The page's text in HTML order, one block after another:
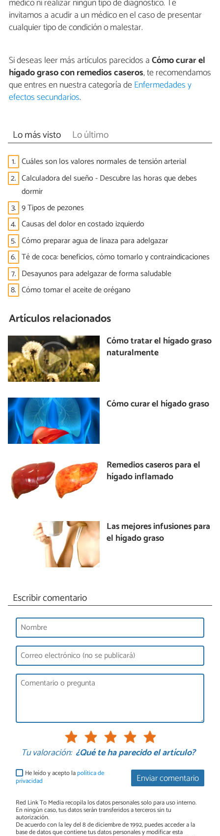
invitamos a acudir a un médico en el caso de presentar
cualquier tipo de condición o malestar.
Si deseas leer más artículos parecidos aCómo curar el
hígado graso con remedios caseros, te recomendamos
que entres en nuestra categoría deEnfermedades y
efectos secundarios.
Lo más visto Lo último
1. Cuáles son los valores normales de tensión arterial
2. Calculadora del sueño - Descubre las horas que debes
dormir
3. 9 Tipos de pezones
4. Causas del dolor en costado izquierdo
5. Cómo preparar agua de linaza para adelgazar
6. Té de coca: beneficios, cómo tomarlo y contraindicaciones
7. Desayunos para adelgazar de forma saludable
8. Cómo tomar el aceite de orégano
Artículos relacionados
Cómo tratar el hígado graso
naturalmente
Cómo curar el hígado graso
Remedios caseros para el
hígado inflamado
Las mejores infusiones para
el hígado graso
Escribir comentario
Tu valoración: ¿Qué te ha parecido el artículo?
Enviar comentario
He leído y acepto lapolítica de
privacidad
Red Link To Media recopila los datos personales solo para uso interno.
En ningún caso, tus datos serán transferidos a terceros sin tu
autorización.
De acuerdo con la ley del 8 de diciembre de 1992, puedes acceder a la
base de datos que contiene tus datos personales y modificar esta